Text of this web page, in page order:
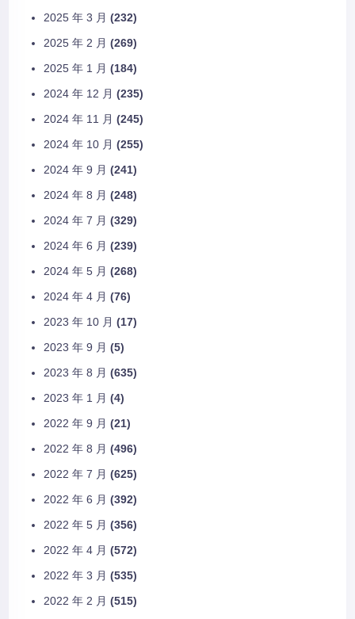
2025 年 3 月 (232)
2025 年 2 月 (269)
2025 年 1 月 (184)
2024 年 12 月 (235)
2024 年 11 月 (245)
2024 年 10 月 (255)
2024 年 9 月 (241)
2024 年 8 月 (248)
2024 年 7 月 (329)
2024 年 6 月 (239)
2024 年 5 月 (268)
2024 年 4 月 (76)
2023 年 10 月 (17)
2023 年 9 月 (5)
2023 年 8 月 (635)
2023 年 1 月 (4)
2022 年 9 月 (21)
2022 年 8 月 (496)
2022 年 7 月 (625)
2022 年 6 月 (392)
2022 年 5 月 (356)
2022 年 4 月 (572)
2022 年 3 月 (535)
2022 年 2 月 (515)